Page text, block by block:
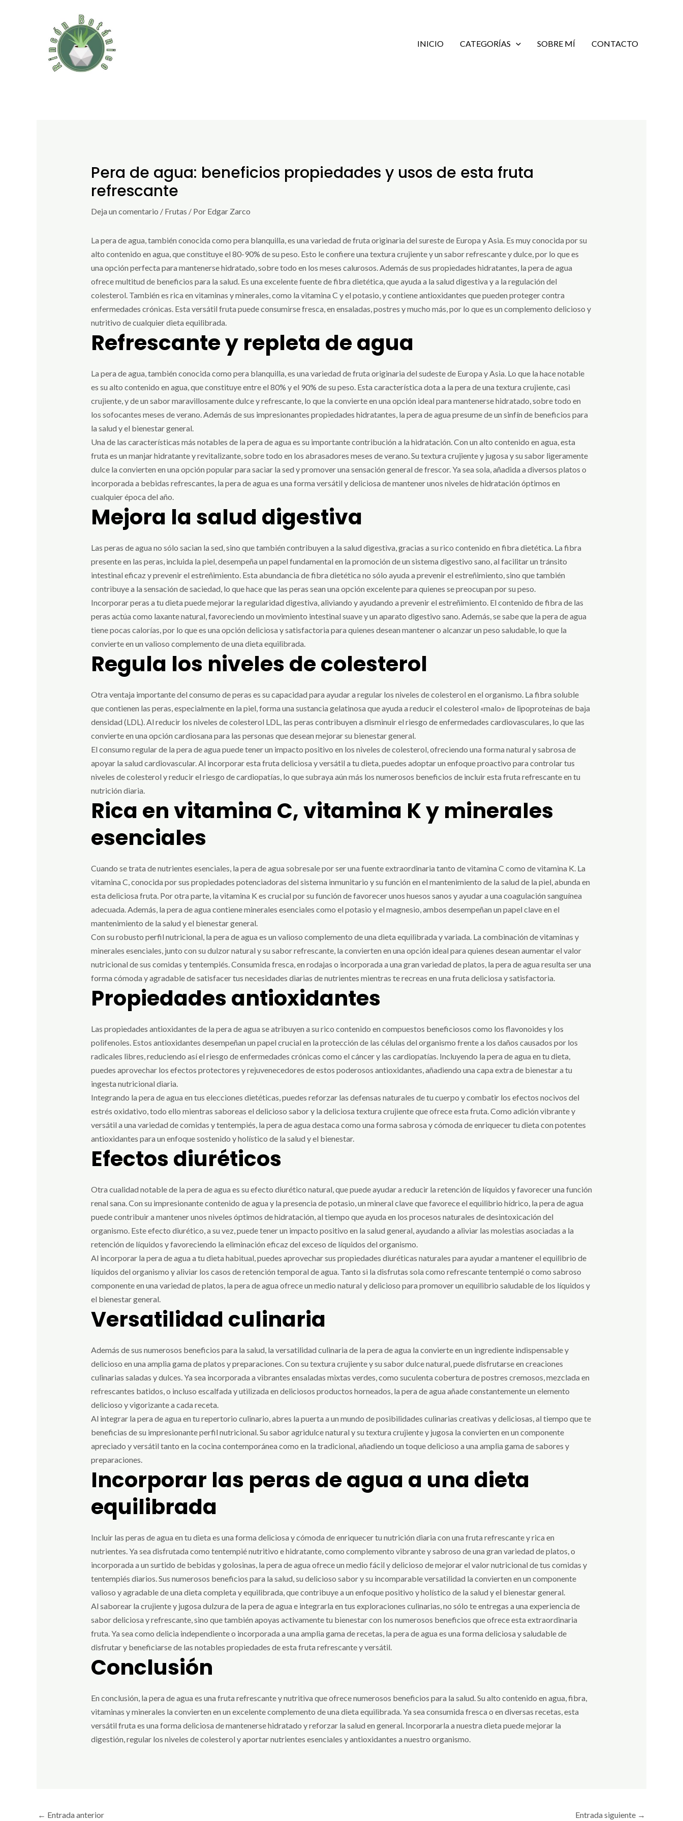
INICIO CATEGORÍAS SOBRE MÍ CONTACTO
Pera de agua: beneficios propiedades y usos de esta fruta
refrescante
Deja un comentario / Frutas / Por Edgar Zarco
La pera de agua, también conocida como pera blanquilla, es una variedad de fruta originaria del sureste de Europa y Asia. Es muy conocida por su
alto contenido en agua, que constituye el 80-90% de su peso. Esto le confiere una textura crujiente y un sabor refrescante y dulce, por lo que es
una opción perfecta para mantenerse hidratado, sobre todo en los meses calurosos. Además de sus propiedades hidratantes, la pera de agua
ofrece multitud de beneficios para la salud. Es una excelente fuente de fibra dietética, que ayuda a la salud digestiva y a la regulación del
colesterol. También es rica en vitaminas y minerales, como la vitamina C y el potasio, y contiene antioxidantes que pueden proteger contra
enfermedades crónicas. Esta versátil fruta puede consumirse fresca, en ensaladas, postres y mucho más, por lo que es un complemento delicioso y
nutritivo de cualquier dieta equilibrada.
Refrescante y repleta de agua
La pera de agua, también conocida como pera blanquilla, es una variedad de fruta originaria del sudeste de Europa y Asia. Lo que la hace notable
es su alto contenido en agua, que constituye entre el 80% y el 90% de su peso. Esta característica dota a la pera de una textura crujiente, casi
crujiente, y de un sabor maravillosamente dulce y refrescante, lo que la convierte en una opción ideal para mantenerse hidratado, sobre todo en
los sofocantes meses de verano. Además de sus impresionantes propiedades hidratantes, la pera de agua presume de un sinfín de beneficios para
la salud y el bienestar general.
Una de las características más notables de la pera de agua es su importante contribución a la hidratación. Con un alto contenido en agua, esta
fruta es un manjar hidratante y revitalizante, sobre todo en los abrasadores meses de verano. Su textura crujiente y jugosa y su sabor ligeramente
dulce la convierten en una opción popular para saciar la sed y promover una sensación general de frescor. Ya sea sola, añadida a diversos platos o
incorporada a bebidas refrescantes, la pera de agua es una forma versátil y deliciosa de mantener unos niveles de hidratación óptimos en
cualquier época del año.
Mejora la salud digestiva
Las peras de agua no sólo sacian la sed, sino que también contribuyen a la salud digestiva, gracias a su rico contenido en fibra dietética. La fibra
presente en las peras, incluida la piel, desempeña un papel fundamental en la promoción de un sistema digestivo sano, al facilitar un tránsito
intestinal eficaz y prevenir el estreñimiento. Esta abundancia de fibra dietética no sólo ayuda a prevenir el estreñimiento, sino que también
contribuye a la sensación de saciedad, lo que hace que las peras sean una opción excelente para quienes se preocupan por su peso.
Incorporar peras a tu dieta puede mejorar la regularidad digestiva, aliviando y ayudando a prevenir el estreñimiento. El contenido de fibra de las
peras actúa como laxante natural, favoreciendo un movimiento intestinal suave y un aparato digestivo sano. Además, se sabe que la pera de agua
tiene pocas calorías, por lo que es una opción deliciosa y satisfactoria para quienes desean mantener o alcanzar un peso saludable, lo que la
convierte en un valioso complemento de una dieta equilibrada.
Regula los niveles de colesterol
Otra ventaja importante del consumo de peras es su capacidad para ayudar a regular los niveles de colesterol en el organismo. La fibra soluble
que contienen las peras, especialmente en la piel, forma una sustancia gelatinosa que ayuda a reducir el colesterol «malo» de lipoproteínas de baja
densidad (LDL). Al reducir los niveles de colesterol LDL, las peras contribuyen a disminuir el riesgo de enfermedades cardiovasculares, lo que las
convierte en una opción cardiosana para las personas que desean mejorar su bienestar general.
El consumo regular de la pera de agua puede tener un impacto positivo en los niveles de colesterol, ofreciendo una forma natural y sabrosa de
apoyar la salud cardiovascular. Al incorporar esta fruta deliciosa y versátil a tu dieta, puedes adoptar un enfoque proactivo para controlar tus
niveles de colesterol y reducir el riesgo de cardiopatías, lo que subraya aún más los numerosos beneficios de incluir esta fruta refrescante en tu
nutrición diaria.
Rica en vitamina C, vitamina K y minerales
esenciales
Cuando se trata de nutrientes esenciales, la pera de agua sobresale por ser una fuente extraordinaria tanto de vitamina C como de vitamina K. La
vitamina C, conocida por sus propiedades potenciadoras del sistema inmunitario y su función en el mantenimiento de la salud de la piel, abunda en
esta deliciosa fruta. Por otra parte, la vitamina K es crucial por su función de favorecer unos huesos sanos y ayudar a una coagulación sanguínea
adecuada. Además, la pera de agua contiene minerales esenciales como el potasio y el magnesio, ambos desempeñan un papel clave en el
mantenimiento de la salud y el bienestar general.
Con su robusto perfil nutricional, la pera de agua es un valioso complemento de una dieta equilibrada y variada. La combinación de vitaminas y
minerales esenciales, junto con su dulzor natural y su sabor refrescante, la convierten en una opción ideal para quienes desean aumentar el valor
nutricional de sus comidas y tentempiés. Consumida fresca, en rodajas o incorporada a una gran variedad de platos, la pera de agua resulta ser una
forma cómoda y agradable de satisfacer tus necesidades diarias de nutrientes mientras te recreas en una fruta deliciosa y satisfactoria.
Propiedades antioxidantes
Las propiedades antioxidantes de la pera de agua se atribuyen a su rico contenido en compuestos beneficiosos como los flavonoides y los
polifenoles. Estos antioxidantes desempeñan un papel crucial en la protección de las células del organismo frente a los daños causados por los
radicales libres, reduciendo así el riesgo de enfermedades crónicas como el cáncer y las cardiopatías. Incluyendo la pera de agua en tu dieta,
puedes aprovechar los efectos protectores y rejuvenecedores de estos poderosos antioxidantes, añadiendo una capa extra de bienestar a tu
ingesta nutricional diaria.
Integrando la pera de agua en tus elecciones dietéticas, puedes reforzar las defensas naturales de tu cuerpo y combatir los efectos nocivos del
estrés oxidativo, todo ello mientras saboreas el delicioso sabor y la deliciosa textura crujiente que ofrece esta fruta. Como adición vibrante y
versátil a una variedad de comidas y tentempiés, la pera de agua destaca como una forma sabrosa y cómoda de enriquecer tu dieta con potentes
antioxidantes para un enfoque sostenido y holístico de la salud y el bienestar.
Efectos diuréticos
Otra cualidad notable de la pera de agua es su efecto diurético natural, que puede ayudar a reducir la retención de líquidos y favorecer una función
renal sana. Con su impresionante contenido de agua y la presencia de potasio, un mineral clave que favorece el equilibrio hídrico, la pera de agua
puede contribuir a mantener unos niveles óptimos de hidratación, al tiempo que ayuda en los procesos naturales de desintoxicación del
organismo. Este efecto diurético, a su vez, puede tener un impacto positivo en la salud general, ayudando a aliviar las molestias asociadas a la
retención de líquidos y favoreciendo la eliminación eficaz del exceso de líquidos del organismo.
Al incorporar la pera de agua a tu dieta habitual, puedes aprovechar sus propiedades diuréticas naturales para ayudar a mantener el equilibrio de
líquidos del organismo y aliviar los casos de retención temporal de agua. Tanto si la disfrutas sola como refrescante tentempié o como sabroso
componente en una variedad de platos, la pera de agua ofrece un medio natural y delicioso para promover un equilibrio saludable de los líquidos y
el bienestar general.
Versatilidad culinaria
Además de sus numerosos beneficios para la salud, la versatilidad culinaria de la pera de agua la convierte en un ingrediente indispensable y
delicioso en una amplia gama de platos y preparaciones. Con su textura crujiente y su sabor dulce natural, puede disfrutarse en creaciones
culinarias saladas y dulces. Ya sea incorporada a vibrantes ensaladas mixtas verdes, como suculenta cobertura de postres cremosos, mezclada en
refrescantes batidos, o incluso escalfada y utilizada en deliciosos productos horneados, la pera de agua añade constantemente un elemento
delicioso y vigorizante a cada receta.
Al integrar la pera de agua en tu repertorio culinario, abres la puerta a un mundo de posibilidades culinarias creativas y deliciosas, al tiempo que te
beneficias de su impresionante perfil nutricional. Su sabor agridulce natural y su textura crujiente y jugosa la convierten en un componente
apreciado y versátil tanto en la cocina contemporánea como en la tradicional, añadiendo un toque delicioso a una amplia gama de sabores y
preparaciones.
Incorporar las peras de agua a una dieta
equilibrada
Incluir las peras de agua en tu dieta es una forma deliciosa y cómoda de enriquecer tu nutrición diaria con una fruta refrescante y rica en
nutrientes. Ya sea disfrutada como tentempié nutritivo e hidratante, como complemento vibrante y sabroso de una gran variedad de platos, o
incorporada a un surtido de bebidas y golosinas, la pera de agua ofrece un medio fácil y delicioso de mejorar el valor nutricional de tus comidas y
tentempiés diarios. Sus numerosos beneficios para la salud, su delicioso sabor y su incomparable versatilidad la convierten en un componente
valioso y agradable de una dieta completa y equilibrada, que contribuye a un enfoque positivo y holístico de la salud y el bienestar general.
Al saborear la crujiente y jugosa dulzura de la pera de agua e integrarla en tus exploraciones culinarias, no sólo te entregas a una experiencia de
sabor deliciosa y refrescante, sino que también apoyas activamente tu bienestar con los numerosos beneficios que ofrece esta extraordinaria
fruta. Ya sea como delicia independiente o incorporada a una amplia gama de recetas, la pera de agua es una forma deliciosa y saludable de
disfrutar y beneficiarse de las notables propiedades de esta fruta refrescante y versátil.
Conclusión
En conclusión, la pera de agua es una fruta refrescante y nutritiva que ofrece numerosos beneficios para la salud. Su alto contenido en agua, fibra,
vitaminas y minerales la convierten en un excelente complemento de una dieta equilibrada. Ya sea consumida fresca o en diversas recetas, esta
versátil fruta es una forma deliciosa de mantenerse hidratado y reforzar la salud en general. Incorporarla a nuestra dieta puede mejorar la
digestión, regular los niveles de colesterol y aportar nutrientes esenciales y antioxidantes a nuestro organismo.
← Entrada anterior Entrada siguiente →